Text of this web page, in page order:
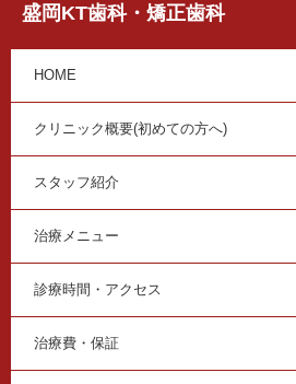
盛岡KT歯科・矯正歯科
HOME
クリニック概要(初めての方へ)
スタッフ紹介
治療メニュー
診療時間・アクセス
治療費・保証